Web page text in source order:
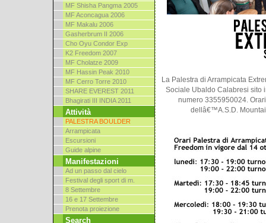
MF Shisha Pangma 2005
MF Aconcagua 2006
MF Makalu 2006
Gasherbrum II 2006
Cho Oyu Condor Exp
K2 Freedom 2007
MF Cholatze 2009
MF Hassin Peak 2010
MF Cerro Torre 2010
SHARE EVEREST 2011
Bhagirati III INDIA 2011
Attività
PALESTRA BOULDER
Arrampicata
Escursioni
Guide alpine
Manifestazioni
Ad un passo dal cielo
Festival degli sport di m.
8 Settembre
16 e 17 Settembre
Prenota proiezione
Search
La Palestra di Arrampicata
Sociale Ubaldo Calabresi sito
numero 3355950024.
dellâ€™A.S.D.